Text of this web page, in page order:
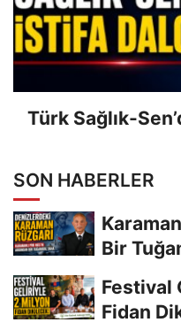
Türk Sağlık-
SON HABERLER
Bir
Festival
Fidan